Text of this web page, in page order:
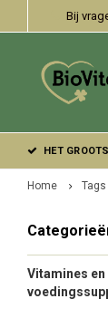
Bij
HET
Home Tags
Vitamines en